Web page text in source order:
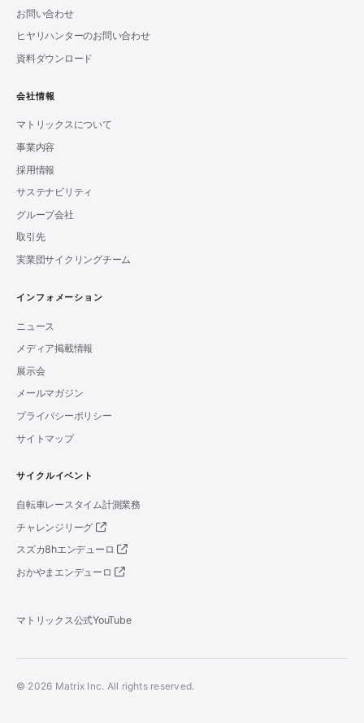
お問い合わせ
ヒヤリハンターのお問い合わせ
資料ダウンロード
会社情報
マトリックスについて
事業内容
採用情報
サステナビリティ
グループ会社
取引先
実業団サイクリングチーム
インフォメーション
ニュース
メディア掲載情報
展示会
メールマガジン
プライバシーポリシー
サイトマップ
サイクルイベント
自転車レースタイム計測業務
チャレンジリーグ
スズカ8hエンデューロ
おかやまエンデューロ
マトリックス公式YouTube
© 2026 Matrix Inc. All rights reserved.